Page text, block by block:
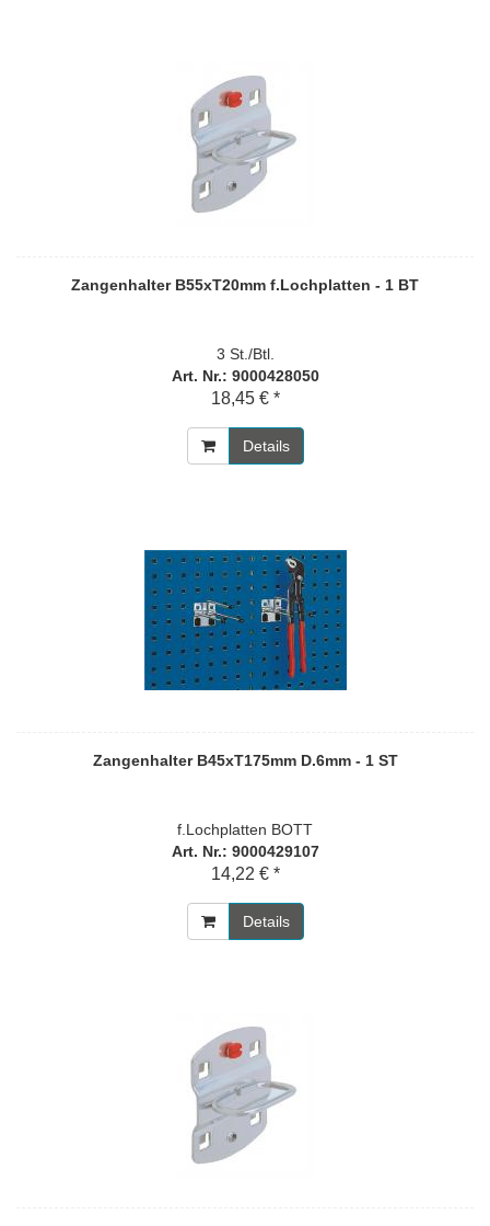
Zangenhalter B55xT20mm f.Lochplatten - 1 BT
3 St./Btl.
Art. Nr.: 9000428050
18,45 € *
Details
Zangenhalter B45xT175mm D.6mm - 1 ST
f.Lochplatten BOTT
Art. Nr.: 9000429107
14,22 € *
Details